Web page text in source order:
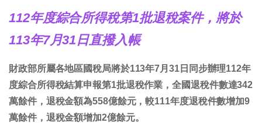
112年度綜合所得稅第1批退稅案件，將於
113年7月31日直撥入帳
財政部所屬各地區國稅局將於113年7月31日同步辦理112年
度綜合所得稅結算申報第1批退稅作業，全國退稅件數達342
萬餘件，退稅金額為558億餘元，較111年度退稅件數增加9
萬餘件，退稅金額增加2億餘元。